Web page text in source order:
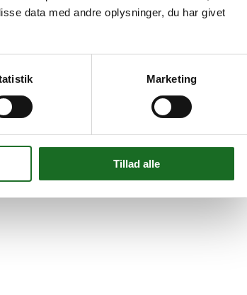
data med andre oplysninger, du har givet
Marketing
Tillad alle